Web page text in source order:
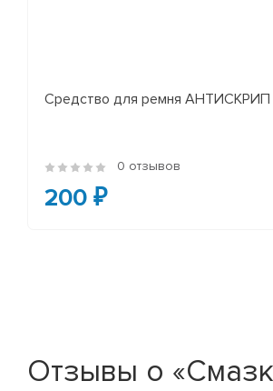
Средство для ремня АНТИСКРИП
0 отзывов
200 ₽
Отзывы о